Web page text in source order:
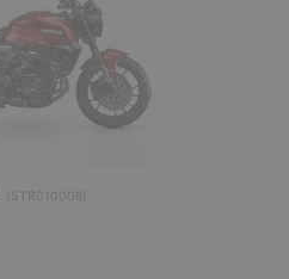
STR010006